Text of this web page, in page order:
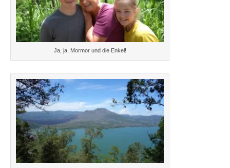
Ja, ja, Mormor und die Enkel!